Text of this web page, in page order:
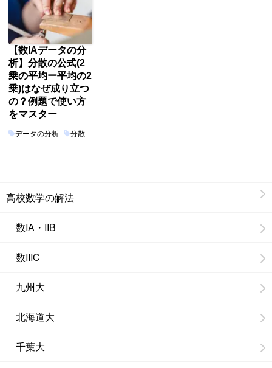
【数IAデータの分
析】分散の公式(2
乗の平均ー平均の2
乗)はなぜ成り立つ
の？例題で使い方
をマスター
データの分析 分散
高校数学の解法
数IA・IIB
数IIIC
九州大
北海道大
千葉大